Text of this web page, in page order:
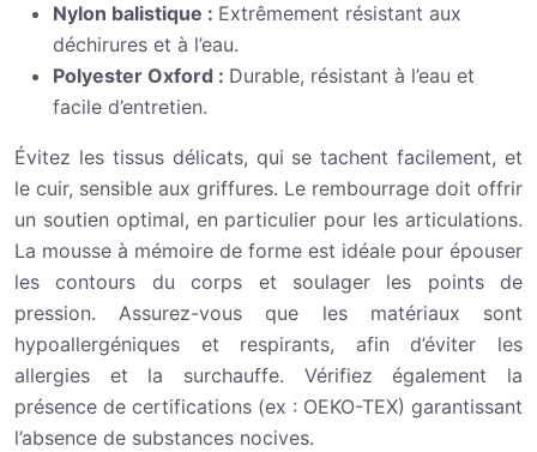
Nylon balistique : Extrêmement résistant aux
déchirures et à l’eau.
Polyester Oxford : Durable, résistant à l’eau et
facile d’entretien.
Évitez les tissus délicats, qui se tachent facilement, et
le cuir, sensible aux griffures. Le rembourrage doit offrir
un soutien optimal, en particulier pour les articulations.
La mousse à mémoire de forme est idéale pour épouser
les contours du corps et soulager les points de
pression. Assurez-vous que les matériaux sont
hypoallergéniques et respirants, afin d’éviter les
allergies et la surchauffe. Vérifiez également la
présence de certifications (ex : OEKO-TEX) garantissant
l’absence de substances nocives.